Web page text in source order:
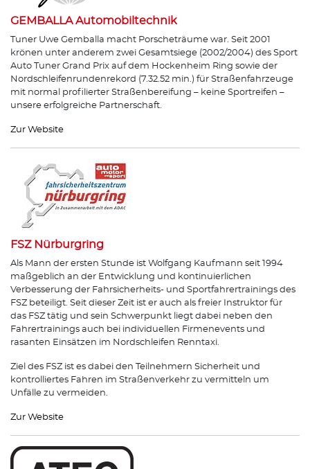
GEMBALLA Automobiltechnik
Tuner Uwe Gemballa macht Porscheträume war. Seit 2001
krönen unter anderem zwei Gesamtsiege (2002/2004) des Sport
Auto Tuner Grand Prix auf dem Hockenheim Ring sowie der
Nordschleifenrundenrekord (7.32.52 min.) für Straßenfahrzeuge
mit normal profilierter Straßenbereifung – keine Sportreifen –
unsere erfolgreiche Partnerschaft.
Zur Website
FSZ Nürburgring
Als Mann der ersten Stunde ist Wolfgang Kaufmann seit 1994
maßgeblich an der Entwicklung und kontinuierlichen
Verbesserung der Fahrsicherheits- und Sportfahrertrainings des
FSZ beteiligt. Seit dieser Zeit ist er auch als freier Instruktor für
das FSZ tätig und sein Schwerpunkt liegt dabei neben den
Fahrertrainings auch bei individuellen Firmenevents und
rasanten Einsätzen im Nordschleifen Renntaxi.
Ziel des FSZ ist es dabei den Teilnehmern Sicherheit und
kontrolliertes Fahren im Straßenverkehr zu vermitteln um
Unfälle zu vermeiden.
Zur Website